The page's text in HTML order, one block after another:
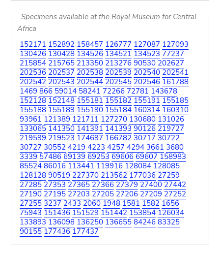
Specimens available at the Royal Museum for Central
Africa
152171 152892 158457 126777 127087 127093
130426 130428 134526 134521 134523 77237
215854 215765 213350 213276 90530 202627
202536 202537 202538 202539 202540 202541
202542 202543 202544 202545 202546 161788
1469 866 59014 58241 72266 72781 143678
152128 152148 155181 155182 155191 155185
155188 155189 155190 155184 160314 160310
93961 121389 121711 127270 130680 131026
133065 141350 141391 141393 90126 219727
219599 219523 174697 166782 30717 30722
30727 30552 4219 4223 4257 4294 3661 3680
3339 57486 69139 69253 69606 69607 158983
85524 86016 113441 119916 128084 128085
128128 90519 227370 213562 177036 27259
27285 27353 27365 27366 27379 27400 27442
27190 27195 27203 27205 27206 27209 27252
27255 3237 2433 2060 1948 1581 1582 1656
75943 151436 151529 151442 153854 126034
133893 136098 136250 136655 84246 83325
90155 177436 177437